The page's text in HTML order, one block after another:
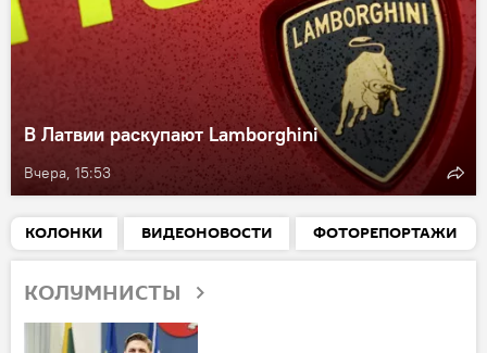
В Латвии раскупают Lamborghini
Вчера, 15:53
КОЛОНКИ ВИДЕОНОВОСТИ ФОТОРЕПОРТАЖИ
КОЛУМНИСТЫ